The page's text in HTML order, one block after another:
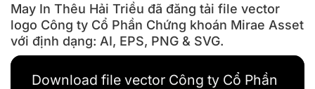
May In Thêu Hải Triều đã đăng tải file vector
logo Công ty Cổ Phần Chứng khoán Mirae Asset
với định dạng: AI, EPS, PNG & SVG.
Download file vector Công ty Cổ Phần